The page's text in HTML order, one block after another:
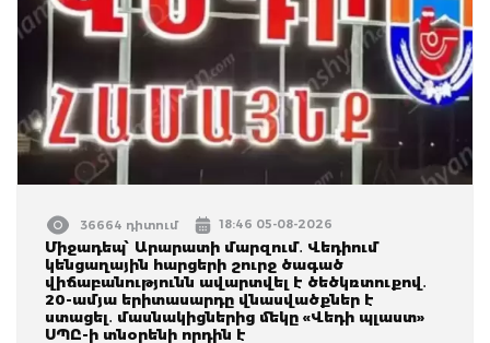
36664 դիտում 18:46 05-08-2026
Միջադեպ՝ Արարատի մարզում․ Վեդիում
կենցաղային հարցերի շուրջ ծագած
վիճաբանությունն ավարտվել է ծեծկռտուքով․
20-ամյա երիտասարդը վնասվածքներ է
ստացել․ մասնակիցներից մեկը «Վեդի պլաստ»
ՍՊԸ-ի տնօրենի որդին է